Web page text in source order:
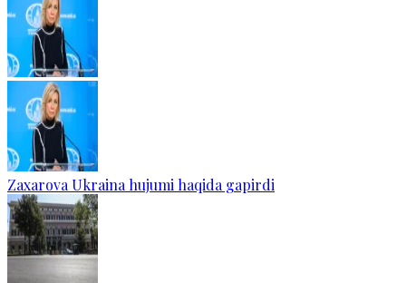
Zaxarova Ukraina hujumi haqida gapirdi